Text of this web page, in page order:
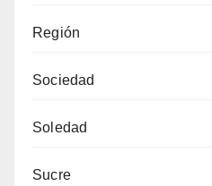
Región
Sociedad
Soledad
Sucre